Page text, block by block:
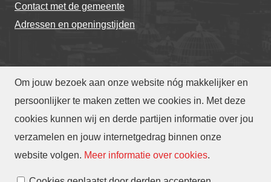
Om jouw bezoek aan onze website nóg makkelijker en
persoonlijker te maken zetten we cookies in. Met deze
cookies kunnen wij en derde partijen informatie over jou
verzamelen en jouw internetgedrag binnen onze
website volgen. Meer informatie over cookies.
Contact met de gemeente
Adressen en openingstijden
© Gemeente Eindhoven 2026
Translate
Cookies beheren